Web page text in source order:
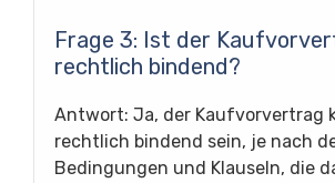
Frage 3: Ist der
rechtlich bindend?
Antwort: Ja, der Kaufvorvertrag
rechtlich bindend sein, je nach
Bedingungen und Klauseln, die